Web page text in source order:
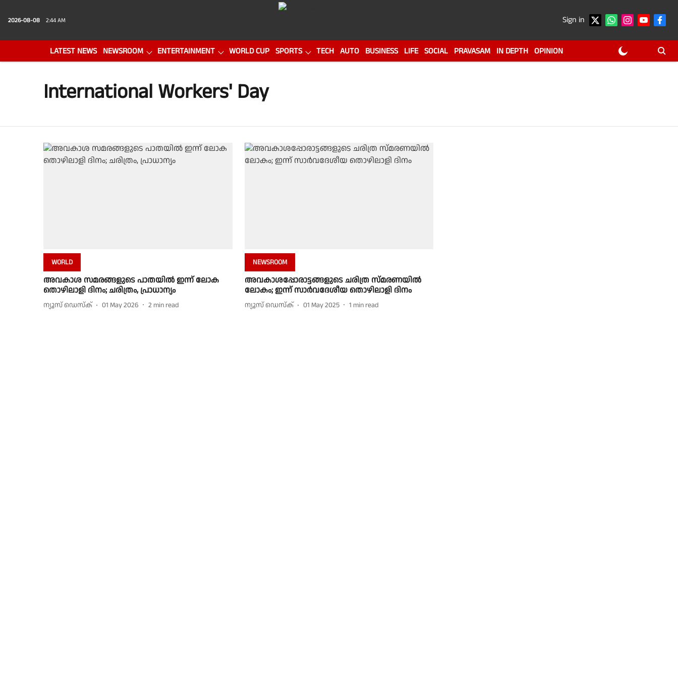
2026-08-08 2:44 AM Sign in
LATEST NEWS NEWSROOM ENTERTAINMENT WORLD CUP SPORTS TECH AUTO BUSINESS LIFE SOCIAL PRAVASAM IN DEPTH OPINION
International Workers' Day
WORLD
അവകാശ സമരങ്ങളുടെ പാതയിൽ ഇന്ന് ലോക
തൊഴിലാളി ദിനം; ചരിത്രം, പ്രാധാന്യം
ന്യൂസ് ഡെസ്ക് 01 May 2026 2 min read
NEWSROOM
അവകാശപ്പോരാട്ടങ്ങളുടെ ചരിത്ര സ്മരണയിൽ
ലോകം; ഇന്ന് സാർവദേശീയ തൊഴിലാളി ദിനം
ന്യൂസ് ഡെസ്ക് 01 May 2025 1 min read